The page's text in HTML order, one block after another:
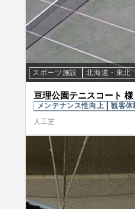
スポーツ施設 北海道・東北
亘理公園テニスコート 様
メンテナンス性向上
観客体
人工芝